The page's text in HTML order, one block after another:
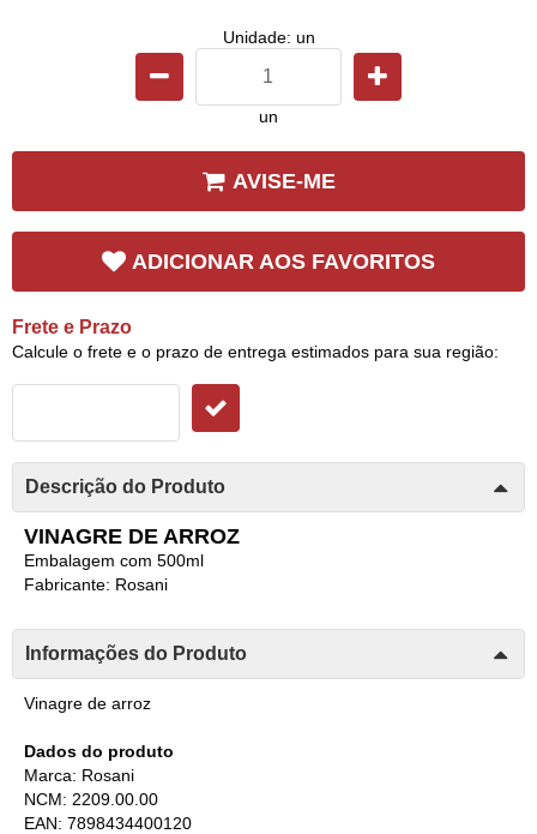
Unidade: un
un
AVISE-ME
ADICIONAR AOS FAVORITOS
Frete e Prazo
Calcule o frete e o prazo de entrega estimados para sua região:
Descrição do Produto
VINAGRE DE ARROZ
Embalagem com 500ml
Fabricante: Rosani
Informações do Produto
Vinagre de arroz
Dados do produto
Marca: Rosani
NCM: 2209.00.00
EAN: 7898434400120